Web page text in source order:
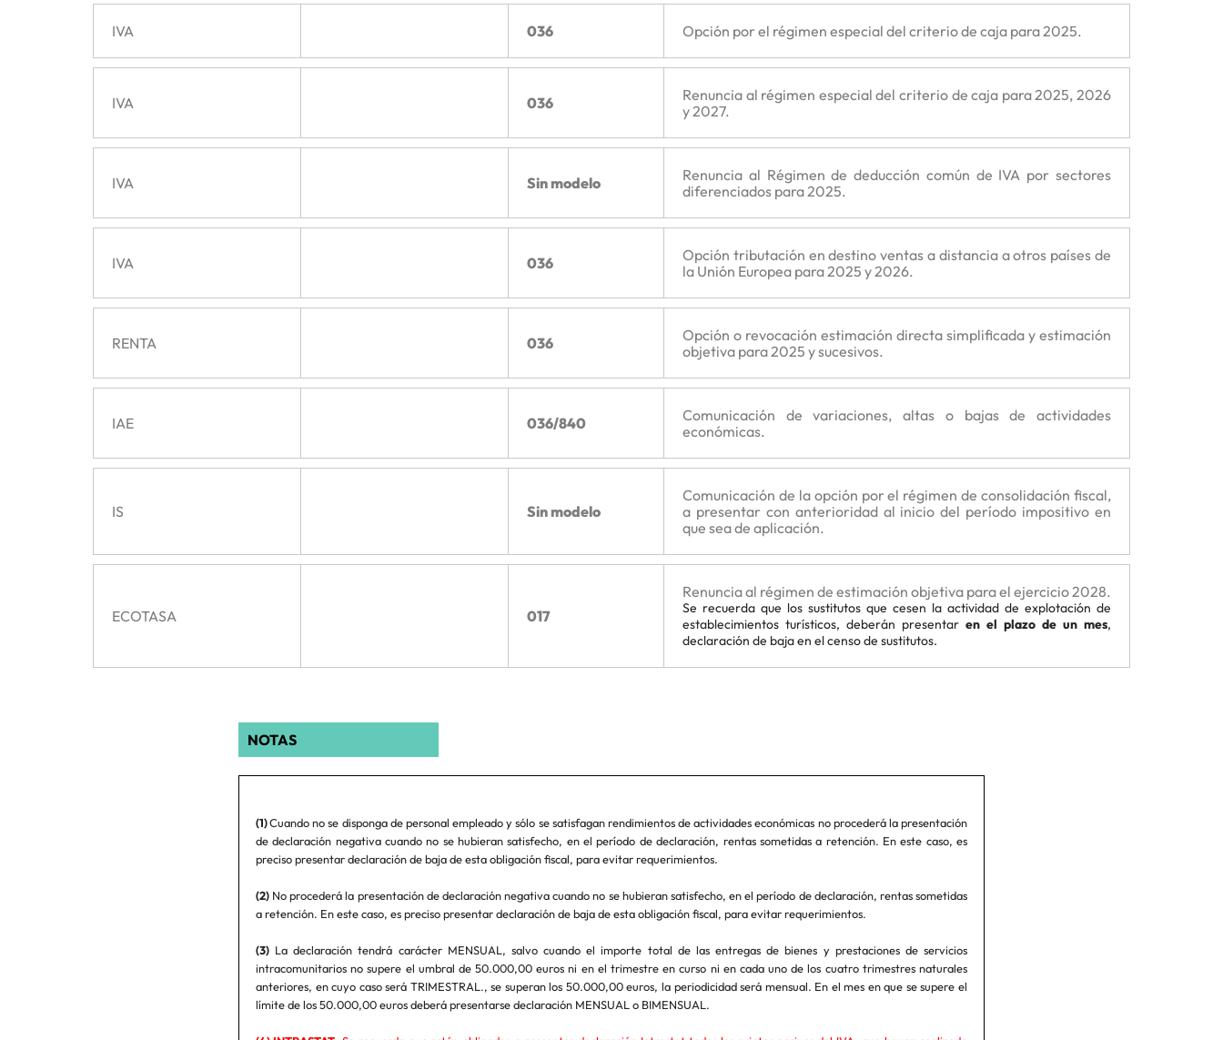
IVA 036 Opción por el régimen especial del criterio de caja para 2025.
IVA 036
Renuncia al régimen especial del criterio de caja para 2025, 2026
y 2027.
IVA Sin modelo
Renuncia al Régimen de deducción común de IVA por sectores
diferenciados para 2025.
IVA 036
Opción tributación en destino ventas a distancia a otros países de
la Unión Europea para 2025 y 2026.
RENTA 036
Opción o revocación estimación directa simplificada y estimación
objetiva para 2025 y sucesivos.
IAE 036/840
Comunicación de variaciones, altas o bajas de actividades
económicas.
IS Sin modelo
Comunicación de la opción por el régimen de consolidación fiscal,
a presentar con anterioridad al inicio del período impositivo en
que sea de aplicación.
ECOTASA 017
Renuncia al régimen de estimación objetiva para el ejercicio 2028.
Se recuerda que los sustitutos que cesen la actividad de explotación de
establecimientos turísticos, deberán presentar en el plazo de un mes,
declaración de baja en el censo de sustitutos.
NOTAS
(1)Cuando no se disponga de personal empleado y sólo se satisfagan rendimientos de actividades económicas no procederá la presentación
de declaración negativa cuando no se hubieran satisfecho, en el período de declaración, rentas sometidas a retención. En este caso, es
preciso presentar declaración de baja de esta obligación fiscal, para evitar requerimientos.
(2)No procederá la presentación de declaración negativa cuando no se hubieran satisfecho, en el período de declaración, rentas sometidas
a retención. En este caso, es preciso presentar declaración de baja de esta obligación fiscal, para evitar requerimientos.
(3)La declaración tendrá carácter MENSUAL, salvo cuando el importe total de las entregas de bienes y prestaciones de servicios
intracomunitarios no supere el umbral de 50.000,00 euros ni en el trimestre en curso ni en cada uno de los cuatro trimestres naturales
anteriores, en cuyo caso será TRIMESTRAL., se superan los 50.000,00 euros, la periodicidad será mensual. En el mes en que se supere el
límite de los 50.000,00 euros deberá presentarse declaración MENSUAL o BIMENSUAL.